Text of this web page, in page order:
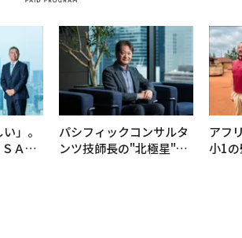
」。
Ａと
パシフィックコンサルタ
ンツ技師長の"北極星"。
アフ
小1